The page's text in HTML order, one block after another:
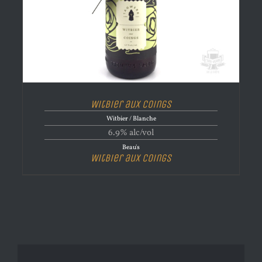
Witbier aux coings
Witbier / Blanche
6.9% alc/vol
Beau's
Witbier aux coings